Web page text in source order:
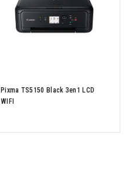
Pixma TS5150 Black 3en1 LCD
WIFI